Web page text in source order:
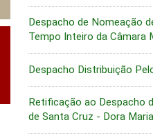
Despacho de Nomeação
Tempo Inteiro da Câmara
Despacho Distribuição
Retificação ao Despacho
de Santa Cruz - Dora